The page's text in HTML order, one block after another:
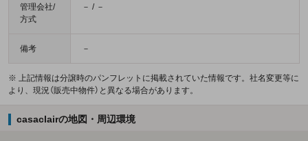
管理会社/
方式
－ / －
備考 －
※ 上記情報は分譲時のパンフレットに掲載されていた情報です。社名変更等に
より、現況（販売中物件）と異なる場合があります。
casaclairの地図・周辺環境